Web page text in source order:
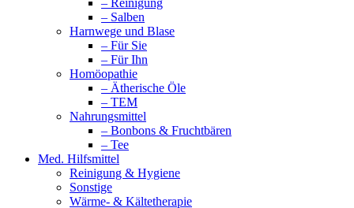
– Reinigung
– Salben
Harnwege und Blase
– Für Sie
– Für Ihn
Homöopathie
– Ätherische Öle
– TEM
Nahrungsmittel
– Bonbons & Fruchtbären
– Tee
Med. Hilfsmittel
Reinigung & Hygiene
Sonstige
Wärme- & Kältetherapie